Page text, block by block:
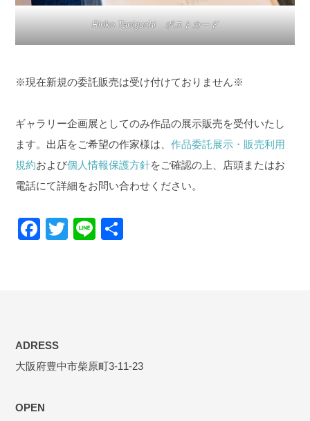
Ririko Taniguchi ポストカード
※現在新規の委託販売は受け付けておりません※
ギャラリー企画展としてのみ作品の展示販売を受付いたし
ます。出店をご希望の作家様は、作品委託展示・販売利用
規約および個人情報保護方針をご確認の上、店頭またはお
電話にて詳細をお問い合わせください。
F
o
o
T
Li
ADRESS
大阪府豊中市柴原町3-11-23
OPEN